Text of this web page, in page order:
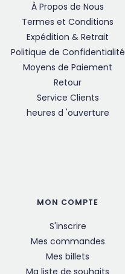
À Propos de Nous
Termes et Conditions
Expédition & Retrait
Politique de Confidentialité
Moyens de Paiement
Retour
Service Clients
heures d 'ouverture
MON COMPTE
S'inscrire
Mes commandes
Mes billets
Ma liste de souhaits